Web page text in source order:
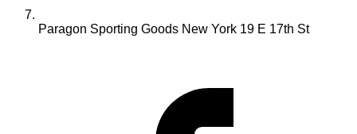
Paragon Sporting Goods New York 19 E 17th St